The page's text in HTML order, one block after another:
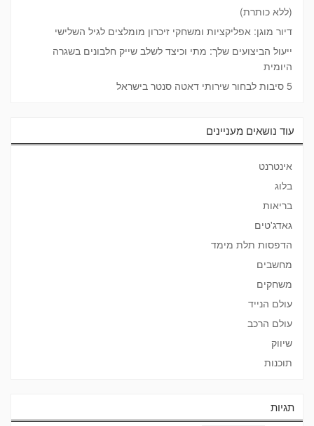
(ללא כותרת)
דיור מוגן: אפליקציות ומשחקי זיכרון מומלצים לגיל השלישי
ייעול הביצועים שלך: מתי וכיצד לשלב שייק חלבונים בשגרה
היומית
5 סיבות לבחור שירותי דאטה סנטר בישראל
עוד נושאים מעניינים
אינטרנט
בלוג
בריאות
גאדג'טים
הדפסות תלת מימד
מחשבים
משחקים
עולם הנייד
עולם הרכב
שיווק
תוכנות
תגיות